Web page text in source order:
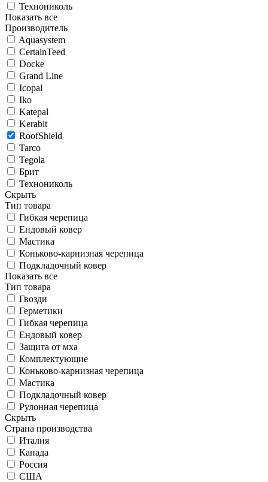
Технониколь
Показать все
Производитель
Aquasystem
CertainTeed
Docke
Grand Line
Icopal
Iko
Katepal
Kerabit
RoofShield
Tarco
Tegola
Брит
Технониколь
Скрыть
Тип товара
Гибкая черепица
Ендовый ковер
Мастика
Коньково-карнизная черепица
Подкладочный ковер
Показать все
Тип товара
Гвозди
Герметики
Гибкая черепица
Ендовый ковер
Защита от мха
Комплектующие
Коньково-карнизная черепица
Мастика
Подкладочный ковер
Рулонная черепица
Скрыть
Страна производства
Италия
Канада
Россия
США